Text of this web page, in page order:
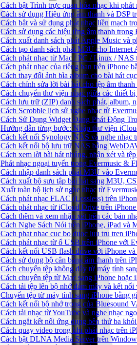
Cách bật Trình trực quan hóa nhạc khi
Cách sử dụng Hiệu ứng âm thanh và DSP
Cách bật và sử dụng phát nhạc liền mạch
Cách sử dụng các hiệu ứng âm thanh
Cách xuất danh sách phát Apple Music và
Cách tạo danh sách phát M3U cho
Cách phát nhạc từ Mac / PC / Linux /
Cách phát nhạc của riêng bạn trên iPhone
Cách thay đổi ảnh bìa album cho bài hát
Cách chỉnh sửa lời bài hát cho tệp âm
Cách chuyển thư viện nhạc giữa các thiết
Cách lưu trữ (ZIP) danh sách phát, album,
Cách Scrobble lịch sử nghe nhạc từ
Cách Sử Dụng Widget Đang Phát Động
Hướng dẫn từng bước: Nhập thư viện
Cách kết nối Synology NAS và nghe nhạc
Cách kết nối bộ lưu trữ NAS bằng
Cách xem lời bài hát nhúng, nhận xét và
Phát nhạc ngoại tuyến trong Evermusic &
Cách nhập danh sách phát M3U vào
Cách xuất bộ sưu tập bài hát sang M3U,
Xuất toàn bộ lịch sử nghe nhạc từ
Cách phát nhạc FLAC (Lossless) trên
Cách phát nhạc từ iCloud Drive trên
Cách thêm và xem nhận xét trên các bản
Cách Nghe Sách Nói trên iPhone, iPad và
Cach phat nhac cuc bo duoc luu tru tren
Cách phát nhạc từ ổ USB trên iPhone với
Cách kết nối USB flash drive với iPhone
Cách sử dụng bộ cân bằng âm thanh trên
Cách chuyển tệp không dây từ máy tính
Cách chuyển tệp từ Mac sang iPhone hoặc
Cách tải tệp lên bộ nhớ đám mây và kết
Chuyển tệp từ máy tính sang iPhone bằng
Cách kết nối bộ nhớ trong của Bluesound
Cách tải nhạc từ YouTube và nghe nhạc
Cách ngắt kết nối ứng dụng bên thứ ba
Cách quay video trong khi phát nhạc trên
Cách bật DLNA Media Server trên